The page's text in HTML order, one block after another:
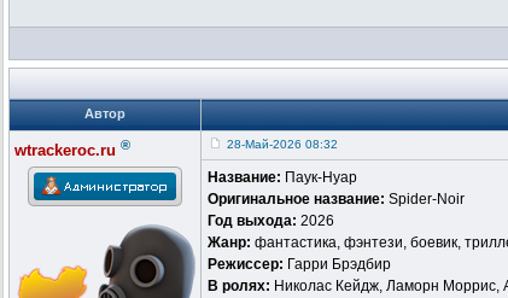
Автор
wtrackeroc.ru ® 28-Май-2026 08:32
Название: Паук-Нуар
Оригинальное название: Spider-Noir
Год выхода: 2026
Жанр: фантастика, фэнтези, боевик,
Режиссер: Гарри Брэдбир
В ролях: Николас Кейдж, Ламорн